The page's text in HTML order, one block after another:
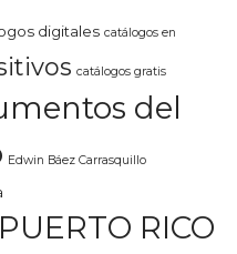
digitales catálogos en
catálogos gratis
del
Edwin Báez Carrasquillo
RICO